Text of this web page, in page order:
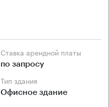
Ставка арендной платы
по запросу
Тип здания
Офисное здание